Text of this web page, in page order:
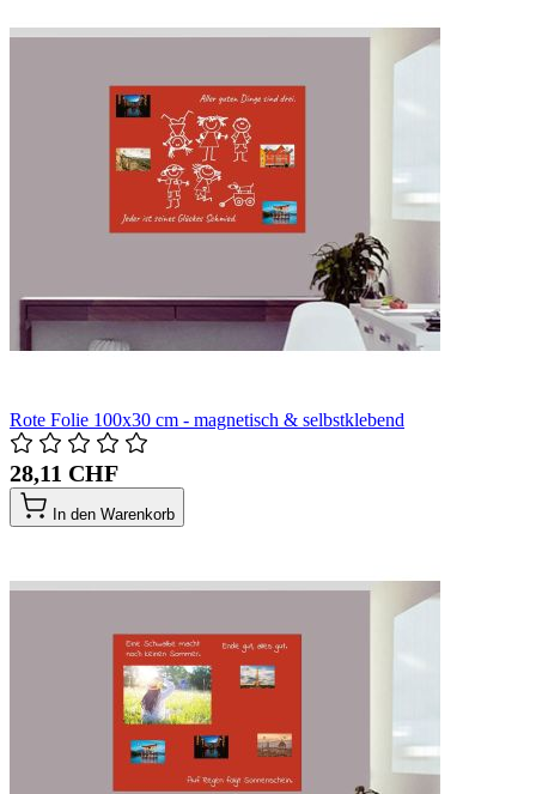
Rote Folie 100x30 cm - magnetisch & selbstklebend
28,11 CHF
In den Warenkorb